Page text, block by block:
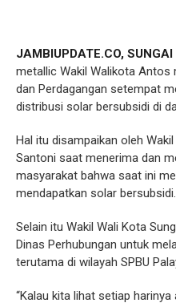
JAMBIUPDATE.CO, SUNGAI
metallic Wakil Walikota Antos
dan Perdagangan setempat
distribusi solar bersubsidi di
Hal itu disampaikan oleh
Santoni saat menerima dan
masyarakat bahwa saat ini
mendapatkan solar bersubsidi.
Selain itu Wakil Wali Kota
Dinas Perhubungan untuk
terutama di wilayah SPBU
“Kalau kita lihat setiap